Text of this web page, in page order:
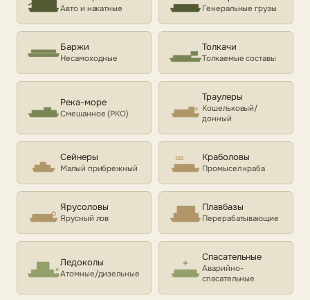
Авто и накатные Генеральные грузы
Баржи
Несамоходные
Толкачи
Толкаемые составы
Река-море
Смешанное (РКО)
Траулеры
Кошельковый/
донный
Сейнеры
Малый прибрежный
Краболовы
Промысел краба
Ярусоловы
Ярусный лов
Плавбазы
Перерабатывающие
Ледоколы
Атомные/дизельные
Спасательные
Аварийно-
спасательные